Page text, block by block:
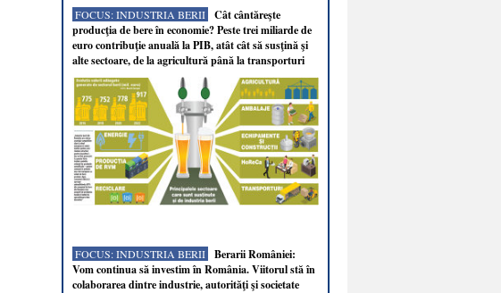
FOCUS: INDUSTRIA BERII
Cât cântăreşte
producţia de bere în economie? Peste trei miliarde de
euro contribuţie anuală la PIB, atât cât să susţină şi
alte sectoare, de la agricultură până la transporturi
FOCUS: INDUSTRIA BERII
Berarii României:
Vom continua să investim în România. Viitorul stă în
colaborarea dintre industrie, autorităţi şi societate